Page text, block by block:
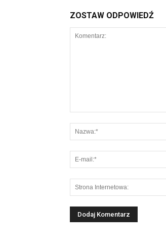
ZOSTAW ODPOWIEDŹ